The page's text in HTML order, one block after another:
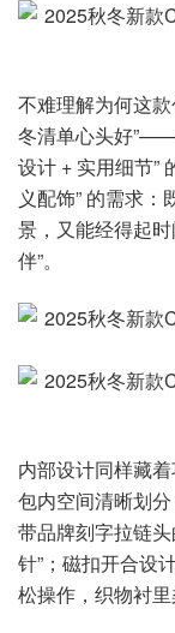
不难理解为何这
冬清单心头好
设计 + 实用细节”
义配饰” 的需求
景，又能经得起
伴”。
内部设计同样藏
包内空间清晰划
带品牌刻字拉链
针”；磁扣开合设
松操作，织物衬